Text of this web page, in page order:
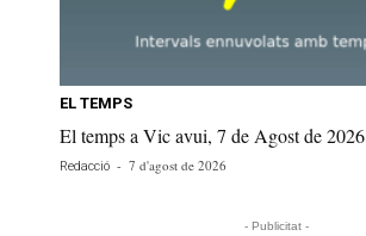
EL TEMPS
El temps a Vic avui, 7 de Agost de 2026
Redacció - 7 d'agost de 2026
- Publicitat -